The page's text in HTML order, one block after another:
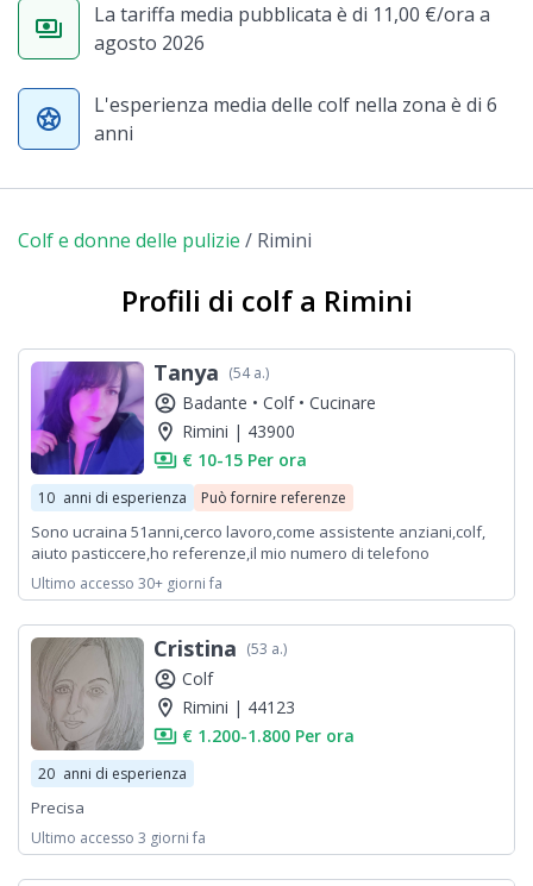
payments
La tariffa media pubblicata è di 11,00 €/ora a
agosto 2026
stars
L'esperienza media delle colf nella zona è di 6
anni
Colf e donne delle pulizie / Rimini
Profili di colf a Rimini
Tanya (54 a.)
account_circle Badante • Colf • Cucinare
location_on Rimini | 43900
payments € 10-15 Per ora
10 anni di esperienza Può fornire referenze
Sono ucraina 51anni,cerco lavoro,come assistente anziani,colf,
aiuto pasticcere,ho referenze,il mio numero di telefono
Ultimo accesso 30+ giorni fa
Cristina (53 a.)
account_circle Colf
location_on Rimini | 44123
payments € 1.200-1.800 Per ora
20 anni di esperienza
Precisa
Ultimo accesso 3 giorni fa